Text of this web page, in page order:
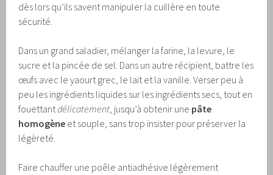
dès lors qu’ils savent manipuler la cuillère en toute
sécurité.
Dans un grand saladier, mélanger la farine, la levure, le
sucre et la pincée de sel. Dans un autre récipient, battre les
œufs avec le yaourt grec, le lait et la vanille. Verser peu à
peu les ingrédients liquides sur les ingrédients secs, tout en
fouettantdélicatement, jusqu’à obtenir une pâte
homogène et souple, sans trop insister pour préserver la
légèreté.
Faire chauffer une poêle antiadhésive légèrement